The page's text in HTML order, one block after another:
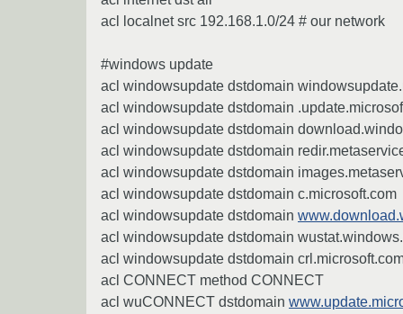
acl localnet src 192.168.1.0/24 # our network
#windows update
acl windowsupdate dstdomain
acl windowsupdate dstdomain
acl windowsupdate dstdomain
acl windowsupdate dstdomain
acl windowsupdate dstdomain
acl windowsupdate dstdomain c.microsoft.com
acl windowsupdate dstdomain
acl windowsupdate dstdomain
acl windowsupdate dstdomain
acl CONNECT method CONNECT
acl wuCONNECT dstdomain